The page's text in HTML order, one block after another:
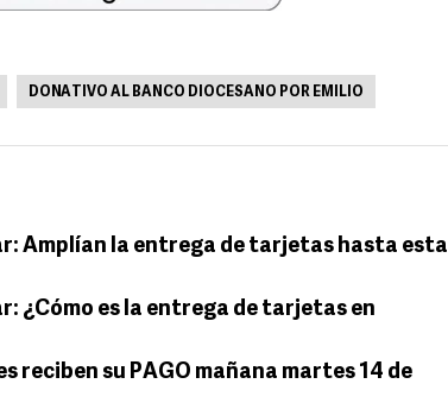
DONATIVO AL BANCO DIOCESANO POR EMILIO
Amplían la entrega de tarjetas hasta esta
¿Cómo es la entrega de tarjetas en
reciben su PAGO mañana martes 14 de